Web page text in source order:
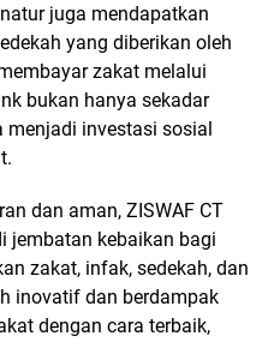
juga mendapatkan
yang diberikan oleh
zakat melalui
bukan hanya sekadar
menjadi investasi sosial
dan aman, ZISWAF CT
jembatan kebaikan bagi
zakat, infak, sedekah, dan
inovatif dan berdampak
dengan cara terbaik,